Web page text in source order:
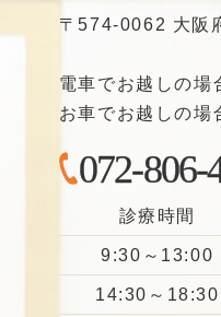
〒574-0062 大阪
電車でお越しの場
お車でお越しの
072-806-
診療時間
9:30～13:00
14:30～18:30